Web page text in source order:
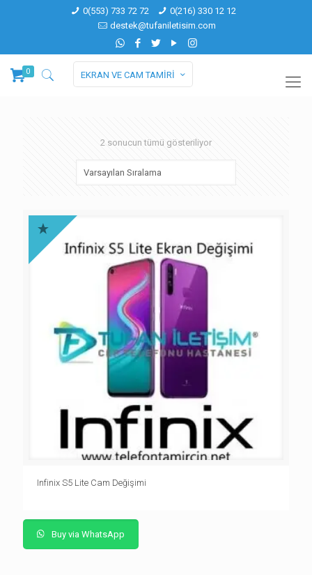
0(553) 733 72 72
0(216) 330 12 12
destek@tufaniletisim.com
0 EKRAN VE CAM TAMİRİ
2 sonucun tümü gösteriliyor
Infinix S5 Lite Cam Değişimi
Buy via WhatsApp